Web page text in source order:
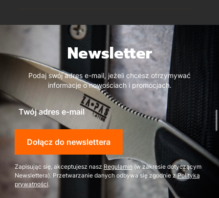
Newsletter
Podaj swój adres e-mail, jeżeli chcesz otrzymywać
informacje o nowościach i promocjach.
Twój adres e-mail
Dołącz do newslettera
Zapisując się, akceptujesz nasz Regulamin (w zakresie dotyczącym
Newslettera). Przetwarzanie danych odbywa się zgodnie zPolityką
prywatności.